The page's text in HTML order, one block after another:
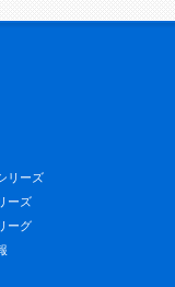
リーズ
ーズ
ーグ